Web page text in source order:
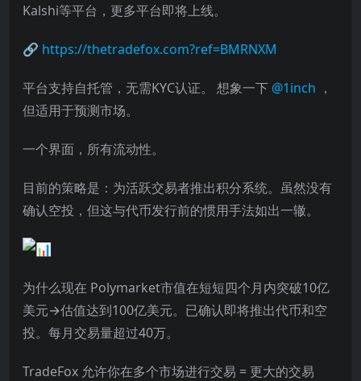
Kalshi等平台，更多平台即将上线。
🔗 https://thetradefox.com?ref=BMRNXM
平台支持自托管，无需KYC认证。 想象一下 @1inch ，
但适用于预测市场。
一个界面，所有流动性。
目前的策略是：为活跃交易者推出积分系统。虽然没有
确认空投，但这与代币发行前的惯用手法如出一辙。
为什么现在 Polymarket市值在短短四个月内突破10亿
美元→估值达到100亿美元。已确认即将推出代币和空
投。每月交易量超过40万。
TradeFox 允许你在多个市场进行交易 = 更大的交易